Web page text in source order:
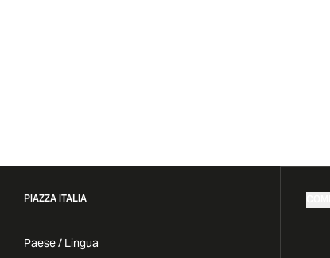
PIAZZA ITALIA
Paese / Lingua